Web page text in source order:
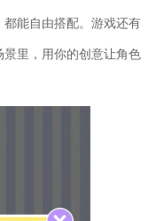
能自由搭配。游戏还有
里，用你的创意让角色